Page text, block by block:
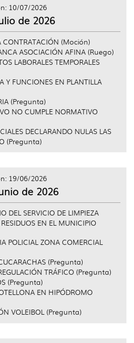
idioma
10/07/2026
de 2026
CONTRATACIÓN (Moción)
ASOCIACIÓN AFINA (Ruego)
LABORALES TEMPORALES
Y FUNCIONES EN PLANTILLA
(Pregunta)
NO CUMPLE NORMATIVO
DECLARANDO NULAS LAS
(Pregunta)
19/06/2026
de 2026
DEL SERVICIO DE LIMPIEZA
EN EL MUNICIPIO
POLICIAL ZONA COMERCIAL
(Pregunta)
TRÁFICO (Pregunta)
(Pregunta)
EN HIPÓDROMO
VOLEIBOL (Pregunta)